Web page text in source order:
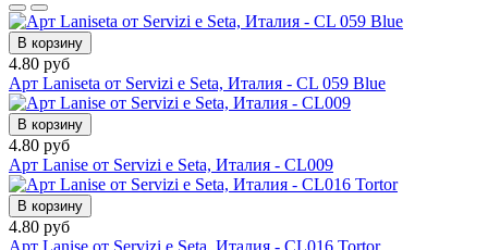
В корзину
4.80 руб
Арт Laniseta от Servizi e Seta, Италия - CL 059 Blue
В корзину
4.80 руб
Арт Lanise от Servizi e Seta, Италия - CL009
В корзину
4.80 руб
Арт Lanise от Servizi e Seta, Италия - CL016 Tortor